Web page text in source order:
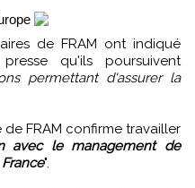
qu'ils poursuivent
permettant d'assurer la
FRAM confirme travailler
avec le management de
".